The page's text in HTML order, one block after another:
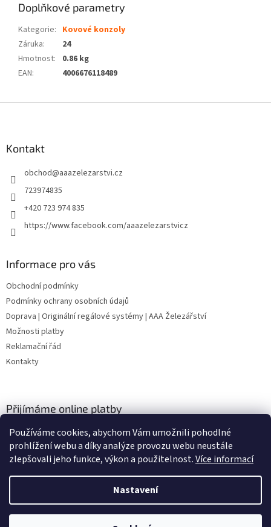
Používáme cookies, abychom Vám umožnili pohodlné
prohlížení webu a díky analýze provozu webu neustále
zlepšovali jeho funkce, výkon a použitelnost.Více informací
Nastavení
Doplňkové parametry
Kategorie: Kovové konzoly
Záruka:
24
Hmotnost:
0.86 kg
EAN: 4006676118489
Kontakt
obchod@aaazelezarstvi.cz
723974835
+420 723 974 835
https://www.facebook.com/aaazelezarstvicz
Informace pro vás
Obchodní podmínky
Podmínky ochrany osobních údajů
Doprava | Originální regálové systémy | AAA Železářství
Možnosti platby
Reklamační řád
Kontakty
Přijímáme online platby
Vytvořil Shoptet